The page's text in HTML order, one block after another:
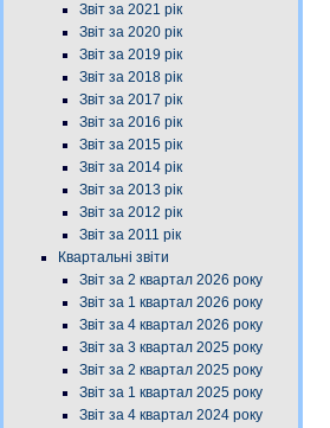
Звіт за 2021 рік
Звіт за 2020 рік
Звіт за 2019 рік
Звіт за 2018 рік
Звіт за 2017 рік
Звіт за 2016 рік
Звіт за 2015 рік
Звіт за 2014 рік
Звіт за 2013 рік
Звіт за 2012 рік
Звіт за 2011 рік
Квартальні звіти
Звіт за 2 квартал 2026 року
Звіт за 1 квартал 2026 року
Звіт за 4 квартал 2026 року
Звіт за 3 квартал 2025 року
Звіт за 2 квартал 2025 року
Звіт за 1 квартал 2025 року
Звіт за 4 квартал 2024 року